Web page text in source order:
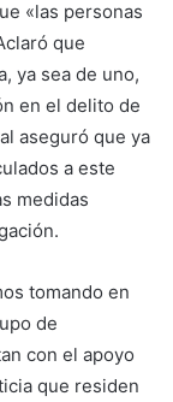
«las personas
que
ya sea de uno,
en el delito de
aseguró que ya
a este
medidas
tomando en
de
con el apoyo
que residen